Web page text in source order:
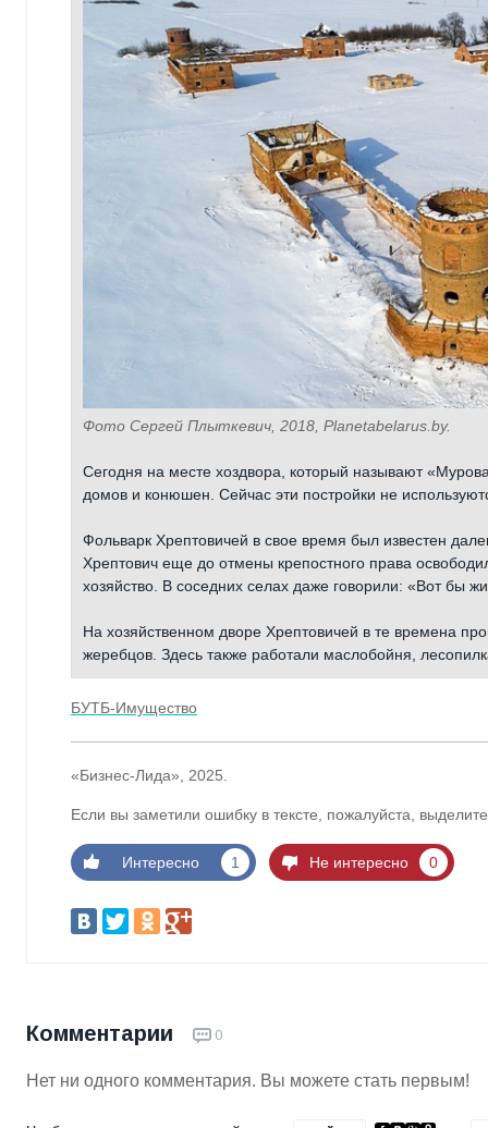
Фото Сергей Плыткевич, 2018, Planetabelarus.by.
Сегодня на месте хоздвора, который называют
домов и конюшен. Сейчас эти постройки не
Фольварк Хрептовичей в свое время был известен
Хрептович еще до отмены крепостного права
хозяйство. В соседних селах даже говорили: «Вот бы
На хозяйственном дворе Хрептовичей в те времена
жеребцов. Здесь также работали маслобойня,
БУТБ-Имущество
«Бизнес-Лида», 2025.
Если вы заметили ошибку в тексте, пожалуйста,
Интересно 1 Не интересно 0
Комментарии 0
Нет ни одного комментария. Вы можете стать первым!